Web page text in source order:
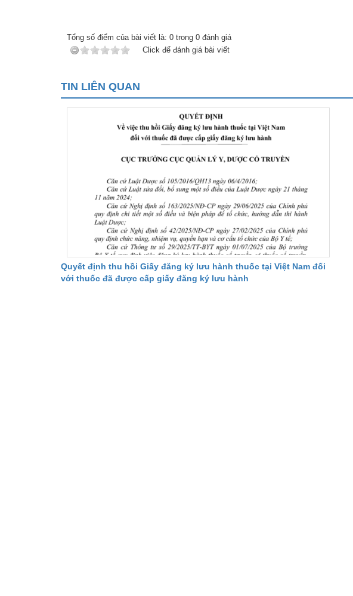
Tổng số điểm của bài viết là: 0 trong 0 đánh giá
Click để đánh giá bài viết
TIN LIÊN QUAN
Quyết định thu hồi Giấy đăng ký lưu hành thuốc tại Việt Nam đối
với thuốc đã được cấp giấy đăng ký lưu hành